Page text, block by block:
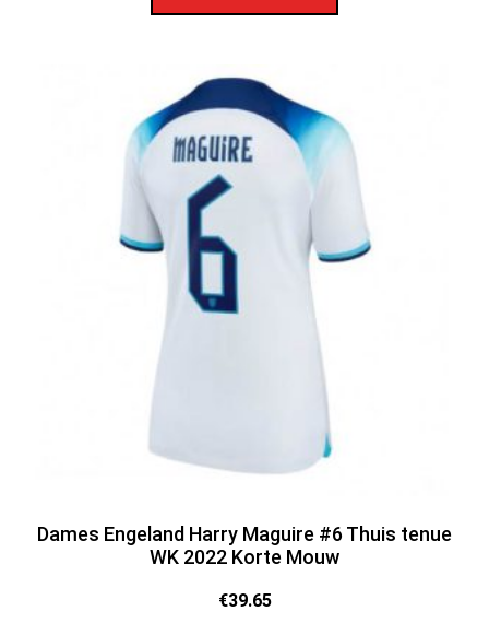
Dames Engeland Harry Maguire #6 Thuis tenue
WK 2022 Korte Mouw
€39.65